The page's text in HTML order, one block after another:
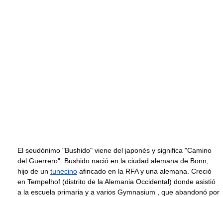
El seudónimo "Bushido" viene del japonés y significa "Camino
del Guerrero". Bushido nació en la ciudad alemana de Bonn,
hijo de un tunecino afincado en la RFA y una alemana. Creció
en Tempelhof (distrito de la Alemania Occidental) donde asistió
a la escuela primaria y a varios Gymnasium , que abandonó por